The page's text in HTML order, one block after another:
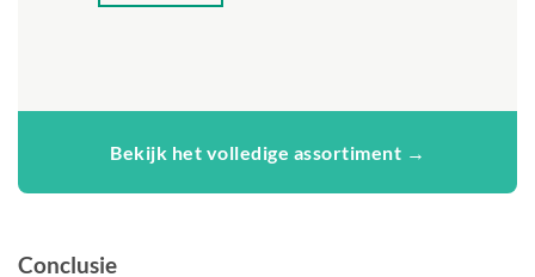
Bekijk het volledige assortiment →
Conclusie